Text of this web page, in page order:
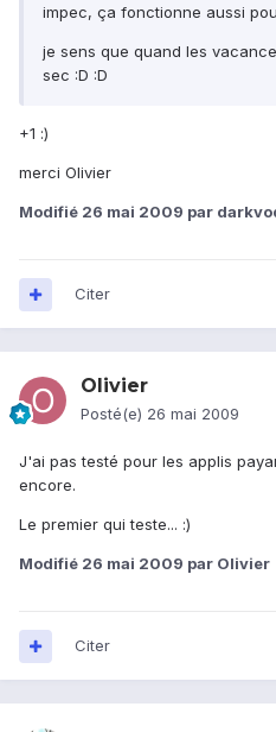
impec, ça fonctionne aussi
je sens que quand les
sec :D :D
+1 :)
merci Olivier
Modifié 26 mai 2009 par
Citer
Olivier
Posté(e) 26 mai 2009
J'ai pas testé pour les applis
encore.
Le premier qui teste... :)
Modifié 26 mai 2009 par Olivier
Citer